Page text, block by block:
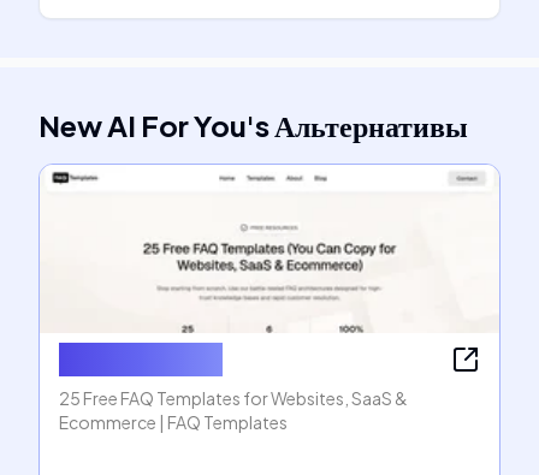
New AI For You'sАльтернативы
25 Free FAQ Templates for Websites, SaaS &
Ecommerce | FAQ Templates